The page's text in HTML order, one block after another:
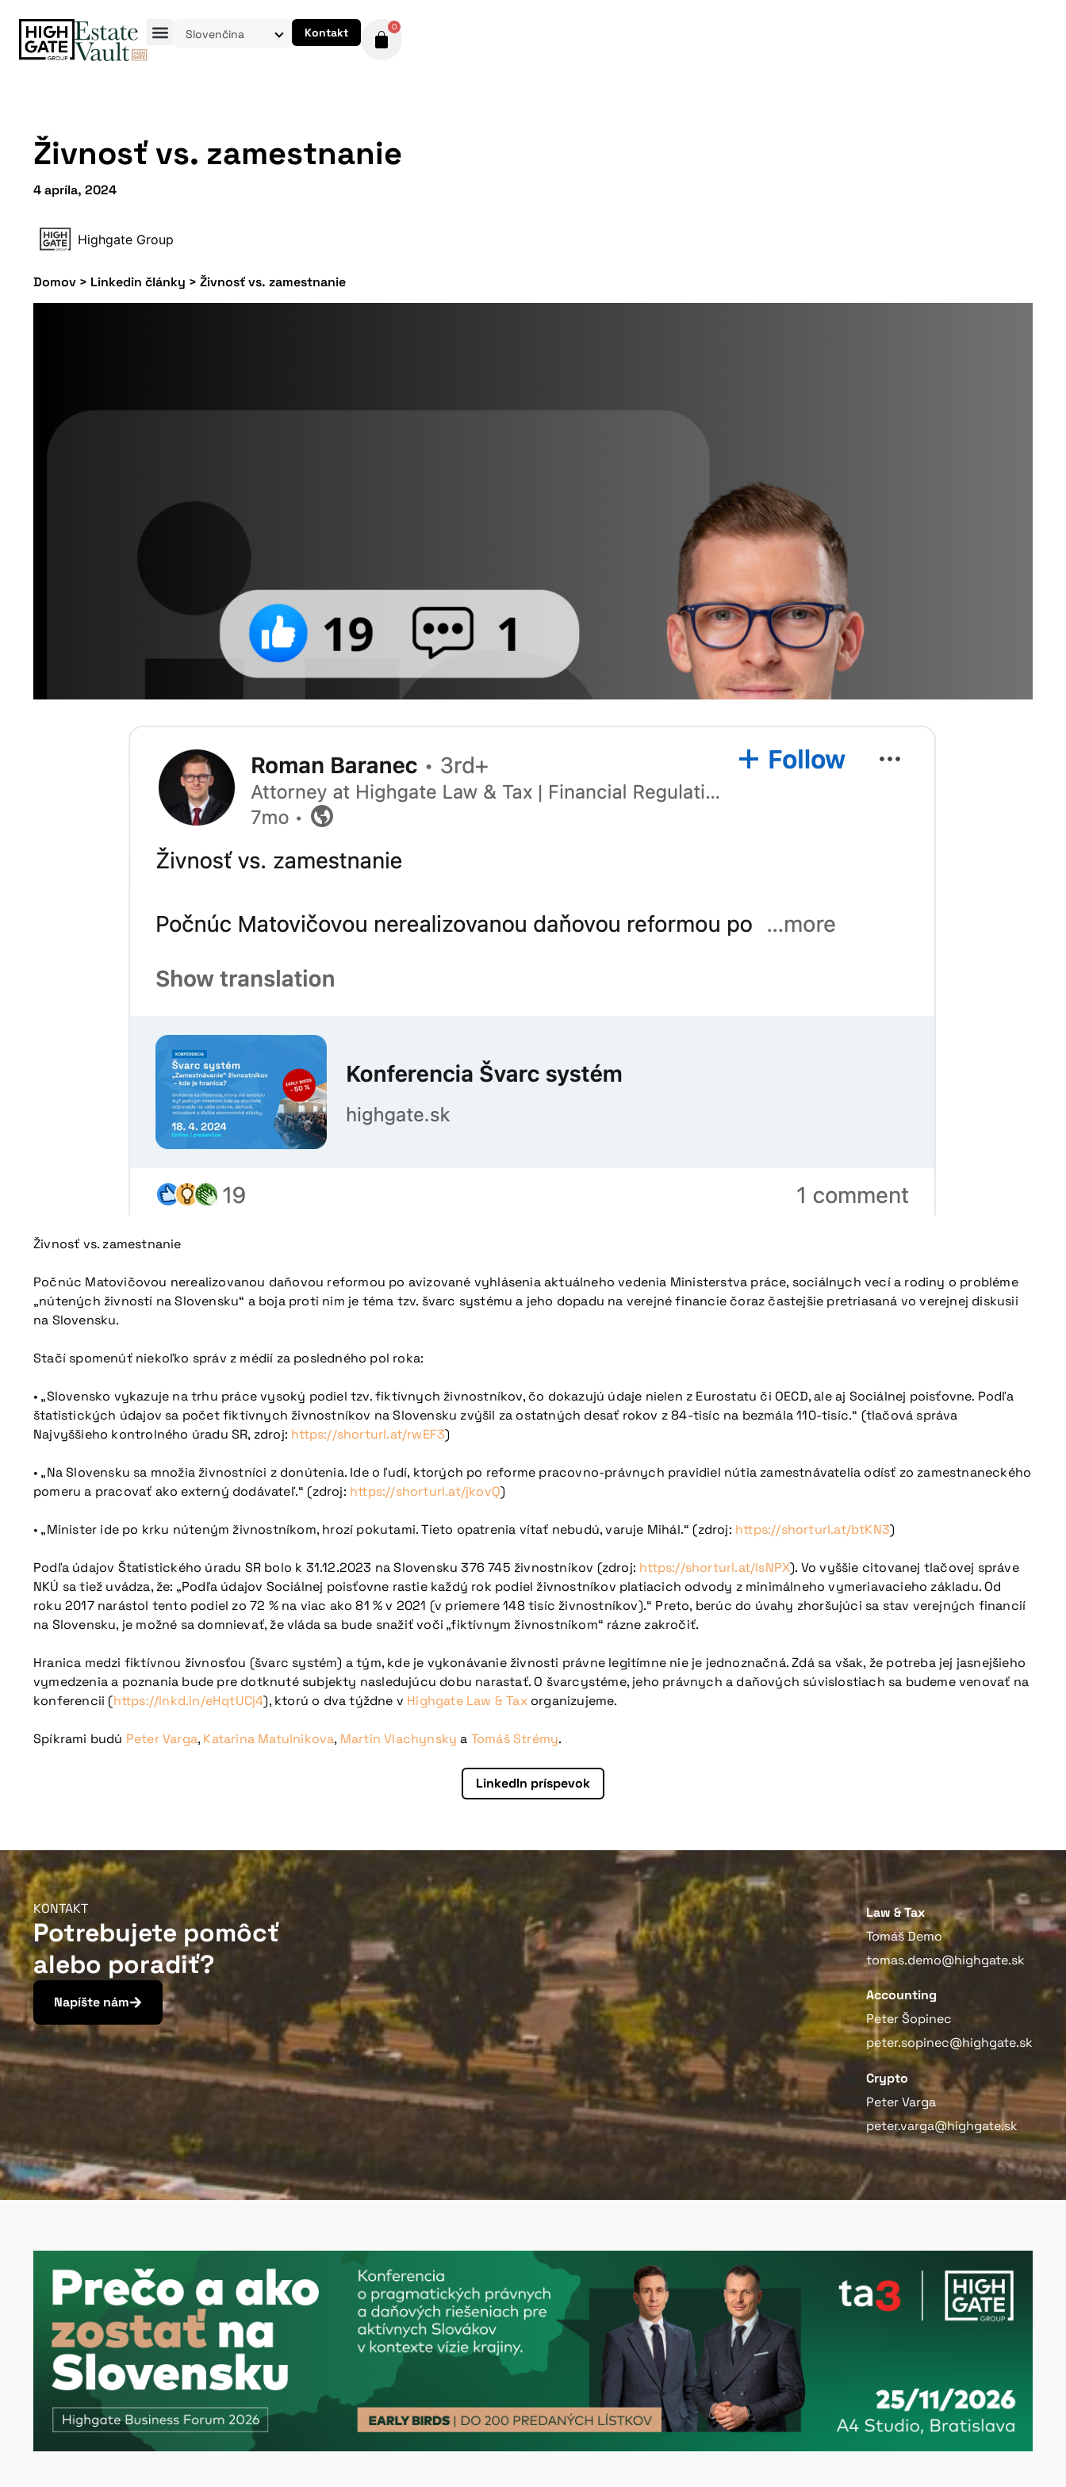
Slovenčina Kontakt 0
Živnosť vs. zamestnanie
4 apríla, 2024
Highgate Group
Domov > Linkedin články > Živnosť vs. zamestnanie
Živnosť vs. zamestnanie
Počnúc Matovičovou nerealizovanou daňovou reformou po avizované vyhlásenia aktuálneho vedenia Ministerstva práce, sociálnych vecí a rodiny o probléme
„nútených živností na Slovensku“ a boja proti nim je téma tzv. švarc systému a jeho dopadu na verejné financie čoraz častejšie pretriasaná vo verejnej diskusii
na Slovensku.
Stačí spomenúť niekoľko správ z médií za posledného pol roka:
• „Slovensko vykazuje na trhu práce vysoký podiel tzv. fiktívnych živnostníkov, čo dokazujú údaje nielen z Eurostatu či OECD, ale aj Sociálnej poisťovne. Podľa
štatistických údajov sa počet fiktívnych živnostníkov na Slovensku zvýšil za ostatných desať rokov z 84-tisíc na bezmála 110-tisíc.“ (tlačová správa
Najvyššieho kontrolného úradu SR, zdroj: https://shorturl.at/rwEF3)
• „Na Slovensku sa množia živnostníci z donútenia. Ide o ľudí, ktorých po reforme pracovno-právnych pravidiel nútia zamestnávatelia odísť zo zamestnaneckého
pomeru a pracovať ako externý dodávateľ.“ (zdroj: https://shorturl.at/jkovQ)
• „Minister ide po krku núteným živnostníkom, hrozí pokutami. Tieto opatrenia vítať nebudú, varuje Mihál.“ (zdroj: https://shorturl.at/btKN3)
Podľa údajov Štatistického úradu SR bolo k 31.12.2023 na Slovensku 376 745 živnostníkov (zdroj: https://shorturl.at/lsNPX). Vo vyššie citovanej tlačovej správe
NKÚ sa tiež uvádza, že: „Podľa údajov Sociálnej poisťovne rastie každý rok podiel živnostníkov platiacich odvody z minimálneho vymeriavacieho základu. Od
roku 2017 narástol tento podiel zo 72 % na viac ako 81 % v 2021 (v priemere 148 tisíc živnostníkov).“ Preto, berúc do úvahy zhoršujúci sa stav verejných financií
na Slovensku, je možné sa domnievať, že vláda sa bude snažiť voči „fiktívnym živnostníkom“ rázne zakročiť.
Hranica medzi fiktívnou živnosťou (švarc systém) a tým, kde je vykonávanie živnosti právne legitímne nie je jednoznačná. Zdá sa však, že potreba jej jasnejšieho
vymedzenia a poznania bude pre dotknuté subjekty nasledujúcu dobu narastať. O švarcystéme, jeho právnych a daňových súvislostiach sa budeme venovať na
konferencii (https://lnkd.in/eHqtUCj4), ktorú o dva týždne v Highgate Law & Taxorganizujeme.
Spíkrami budú Peter Varga, Katarina Matulnikova, Martin Vlachynsky a Tomáš Strémy.
LinkedIn príspevok
KONTAKT
Potrebujete pomôcť
alebo poradiť?
Napíšte nám
Law & Tax
Tomáš Demo
tomas.demo@highgate.sk
Accounting
Peter Šopinec
peter.sopinec@highgate.sk
Crypto
Peter Varga
peter.varga@highgate.sk